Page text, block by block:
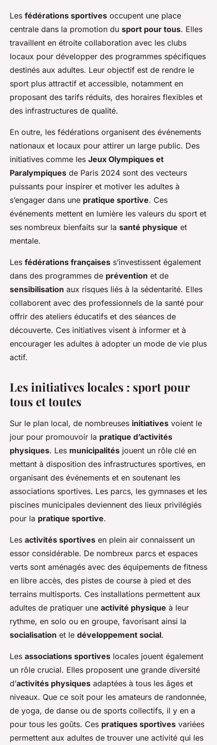
Les fédérations sportives occupent une place
centrale dans la promotion du sport pour tous. Elles
travaillent en étroite collaboration avec les clubs
locaux pour développer des programmes spécifiques
destinés aux adultes. Leur objectif est de rendre le
sport plus attractif et accessible, notamment en
proposant des tarifs réduits, des horaires flexibles et
des infrastructures de qualité.
En outre, les fédérations organisent des événements
nationaux et locaux pour attirer un large public. Des
initiatives comme les Jeux Olympiques et
Paralympiques de Paris 2024 sont des vecteurs
puissants pour inspirer et motiver les adultes à
s’engager dans une pratique sportive. Ces
événements mettent en lumière les valeurs du sport et
ses nombreux bienfaits sur la santé physique et
mentale.
Les fédérations françaises s’investissent également
dans des programmes de prévention et de
sensibilisation aux risques liés à la sédentarité. Elles
collaborent avec des professionnels de la santé pour
offrir des ateliers éducatifs et des séances de
découverte. Ces initiatives visent à informer et à
encourager les adultes à adopter un mode de vie plus
actif.
Les initiatives locales : sport pour
tous et toutes
Sur le plan local, de nombreuses initiatives voient le
jour pour promouvoir la pratique d’activités
physiques. Les municipalités jouent un rôle clé en
mettant à disposition des infrastructures sportives, en
organisant des événements et en soutenant les
associations sportives. Les parcs, les gymnases et les
piscines municipales deviennent des lieux privilégiés
pour la pratique sportive.
Les activités sportives en plein air connaissent un
essor considérable. De nombreux parcs et espaces
verts sont aménagés avec des équipements de fitness
en libre accès, des pistes de course à pied et des
terrains multisports. Ces installations permettent aux
adultes de pratiquer une activité physique à leur
rythme, en solo ou en groupe, favorisant ainsi la
socialisation et le développement social.
Les associations sportives locales jouent également
un rôle crucial. Elles proposent une grande diversité
d’activités physiques adaptées à tous les âges et
niveaux. Que ce soit pour les amateurs de randonnée,
de yoga, de danse ou de sports collectifs, il y en a
pour tous les goûts. Ces pratiques sportives variées
permettent aux adultes de trouver une activité qui les